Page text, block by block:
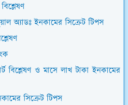
অ্যাডঃ ইনকামের সিক্রেট টিপস
বিশ্লেষণ ও মাসে লাখ টাকা ইনকামের
সিক্রেট টিপস